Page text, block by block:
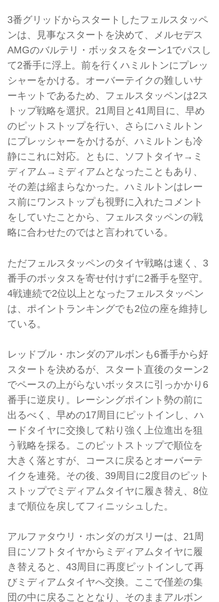
3番グリッドからスタートしたフェルスタッペ
ンは、見事なスタートを決めて、メルセデス
AMGのバルテリ・ボッタスをターン1でパスし
て2番手に浮上。前を行くハミルトンにプレッ
シャーをかける。オーバーテイクの難しいサ
ーキットであるため、フェルスタッペンは2ス
トップ戦略を選択。21周目と41周目に、早め
のピットストップを行い、さらにハミルトン
にプレッシャーをかけるが、ハミルトンも冷
静にこれに対応。ともに、ソフトタイヤ→ミ
ディアム→ミディアムとなったこともあり、
その差は縮まらなかった。ハミルトンはレー
ス前にワンストップも視野に入れたコメント
をしていたことから、フェルスタッペンの戦
略に合わせたのではと言われている。
ただフェルスタッペンのタイヤ戦略は速く、3
番手のボッタスを寄せ付けずに2番手を堅守。
4戦連続で2位以上となったフェルスタッペン
は、ポイントランキングでも2位の座を維持し
ている。
レッドブル・ホンダのアルボンも6番手から好
スタートを決めるが、スタート直後のターン2
でペースの上がらないボッタスに引っかかり6
番手に逆戻り。レーシングポイント勢の前に
出るべく、早めの17周目にピットインし、ハ
ードタイヤに交換して粘り強く上位進出を狙
う戦略を採る。このピットストップで順位を
大きく落とすが、コースに戻るとオーバーテ
イクを連発。その後、39周目に2度目のピット
ストップでミディアムタイヤに履き替え、8位
まで順位を戻してフィニッシュした。
アルファタウリ・ホンダのガスリーは、21周
目にソフトタイヤからミディアムタイヤに履
き替えると、43周目に再度ピットインして再
びミディアムタイヤへ交換。ここで僅差の集
団の中に戻ることとなり、そのままアルボン